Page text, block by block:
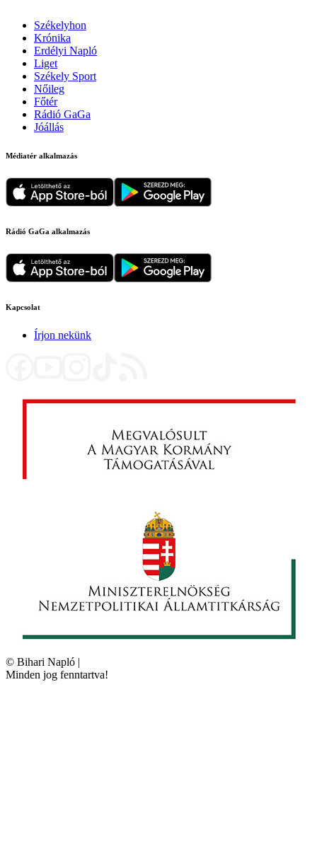
Székelyhon
Krónika
Erdélyi Napló
Liget
Székely Sport
Nőileg
Főtér
Rádió GaGa
Jóállás
Médiatér alkalmazás
Rádió GaGa alkalmazás
Kapcsolat
Írjon nekünk
© Bihari Napló |
Minden jog fenntartva!